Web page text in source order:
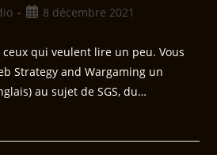
8 décembre 2021
qui veulent lire un peu. Vous
Strategy and Wargaming un
au sujet de SGS, du…